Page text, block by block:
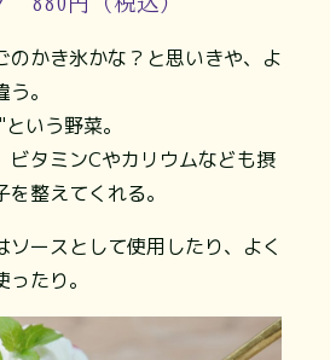
のかき氷かな？と思いきや、よ
。
いう野菜。
ビタミンCやカリウムなども摂
整えてくれる。
ソースとして使用したり、よく
たり。